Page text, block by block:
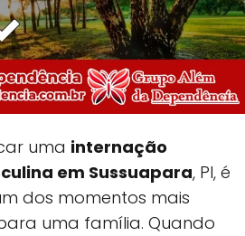
uma internação
em Sussuapara, PI, é
dos momentos mais
uma família. Quando